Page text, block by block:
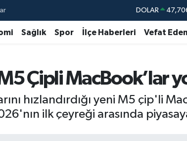
DOLAR
EURO
BİST100
BITCOIN
Sağlık Spor İlçe Haberleri Vefat
Çipli MacBook’lar
hızlandırdığı yeni M5 çip'li
ilk çeyreği arasında